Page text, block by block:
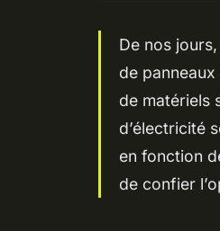
De nos
de
de matériels
d’électricité
en fonction
de confier